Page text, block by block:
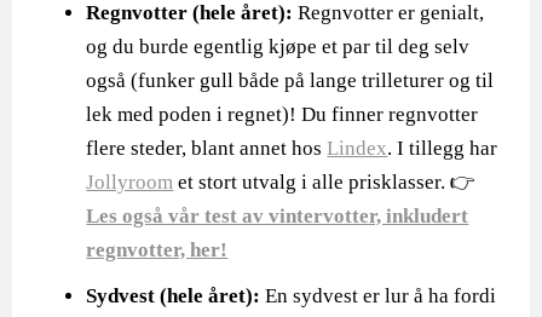
Regnvotter (hele året):Regnvotter er genialt,
og du burde egentlig kjøpe et par til deg selv
også (funker gull både på lange trilleturer og til
lek med poden i regnet)! Du finner regnvotter
flere steder, blant annet hosLindex. I tillegg har
Jollyroom et stort utvalg i alle prisklasser. 👉
Les også vår test av vintervotter, inkludert
regnvotter, her!
Sydvest (hele året):En sydvest er lur å ha fordi